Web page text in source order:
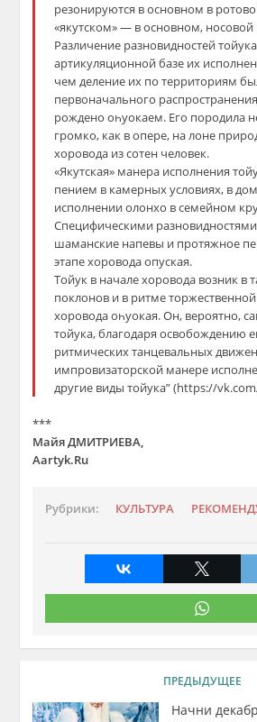
резонируются в основном в
«якутском» — в основном, носовой
Различение разновидностей
артикуляционной базе их
чем деление их по территориям
первоначального
рождено оһуокаем. Его породила
громко, как в опере, на лоне
хоровода из сотен человек.
«Якутская» манера исполнения
пением в камерных условиях, в
исполнении олонхо в семейном
Специфическими разновидностями
шаманские напевы и протяжное
этапе хоровода опуская.
Тойук в начале хоровода возник в
поклонов и в ритме торжественной
хоровода оһуокая. Он, вероятно,
тойука, благодаря освобождению
ритмических танцевальных
импровизаторской манере
другие виды тойука” (https://
***
Майя ДМИТРИЕВА,
Aartyk.Ru
Рубрики: КУЛЬТУРА
ПРЕДЫДУЩЕЕ
Начни